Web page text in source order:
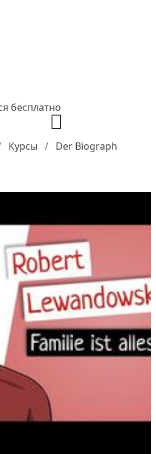
бесплатно
Курсы Der Biograph